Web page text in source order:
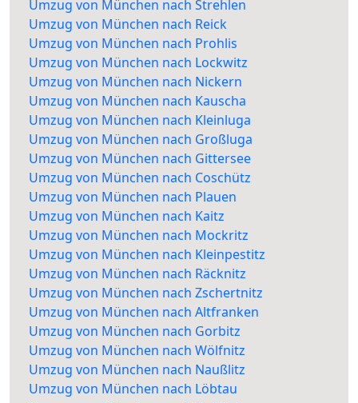
Umzug von München nach Strehlen
Umzug von München nach Reick
Umzug von München nach Prohlis
Umzug von München nach Lockwitz
Umzug von München nach Nickern
Umzug von München nach Kauscha
Umzug von München nach Kleinluga
Umzug von München nach Großluga
Umzug von München nach Gittersee
Umzug von München nach Coschütz
Umzug von München nach Plauen
Umzug von München nach Kaitz
Umzug von München nach Mockritz
Umzug von München nach Kleinpestitz
Umzug von München nach Räcknitz
Umzug von München nach Zschertnitz
Umzug von München nach Altfranken
Umzug von München nach Gorbitz
Umzug von München nach Wölfnitz
Umzug von München nach Naußlitz
Umzug von München nach Löbtau